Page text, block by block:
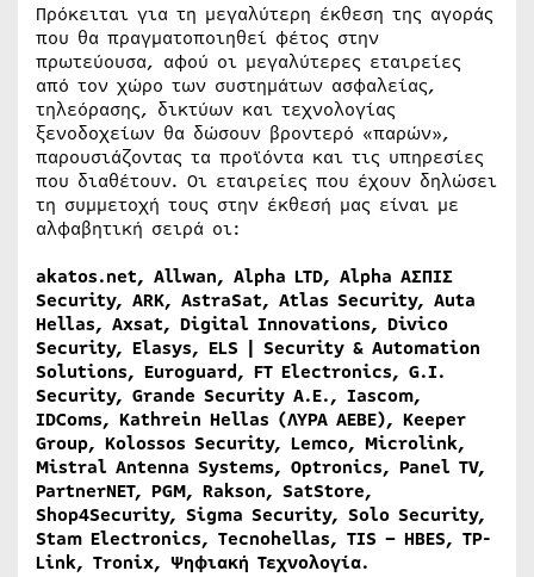
Πρόκειται για τη μεγαλύτερη έκθεση της αγοράς
που θα πραγματοποιηθεί φέτος στην
πρωτεύουσα, αφού οι μεγαλύτερες εταιρείες
από τον χώρο των συστημάτων ασφαλείας,
τηλεόρασης, δικτύων και τεχνολογίας
ξενοδοχείων θα δώσουν βροντερό «παρών»,
παρουσιάζοντας τα προϊόντα και τις υπηρεσίες
που διαθέτουν. Οι εταιρείες που έχουν δηλώσει
τη συμμετοχή τους στην έκθεσή μας είναι με
αλφαβητική σειρά οι:
akatos.net, Allwan, Alpha LTD, Alpha ΑΣΠΙΣ
Security, ARK, AstraSat, Atlas Security, Auta
Hellas, Axsat, Digital Innovations, Divico
Security, Elasys, ELS | Security & Automation
Solutions, Euroguard, FT Electronics, G.I.
Security, Grande Security Α.Ε., Iascom,
IDComs, Kathrein Hellas (ΛΥΡΑ ΑΕΒΕ), Keeper
Group, Kolossos Security, Lemco, Microlink,
Mistral Antenna Systems, Optronics, Panel TV,
PartnerNET, PGM, Rakson, SatStore,
Shop4Security, Sigma Security, Solo Security,
Stam Electronics, Tecnohellas, TIS – HBES, TP-
Link, Tronix, Ψηφιακή Τεχνολογία.